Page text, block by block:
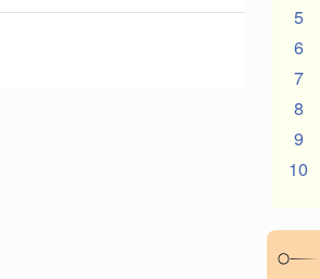
5
6
7
8
9
10